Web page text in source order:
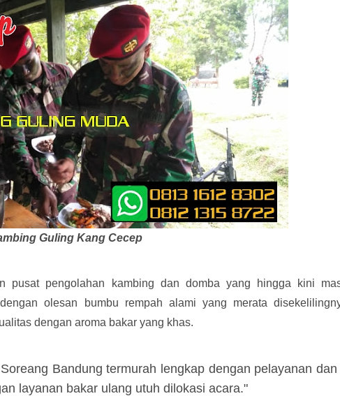
Guling Kang Cecep
pusat pengolahan kambing dan domba yang hingga kini
olesan bumbu rempah alami yang merata
dengan aroma bakar yang khas.
Bandung termurah lengkap dengan pelayanan dan
layanan bakar ulang utuh dilokasi acara."